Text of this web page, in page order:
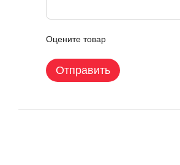
Оцените товар
Отправить